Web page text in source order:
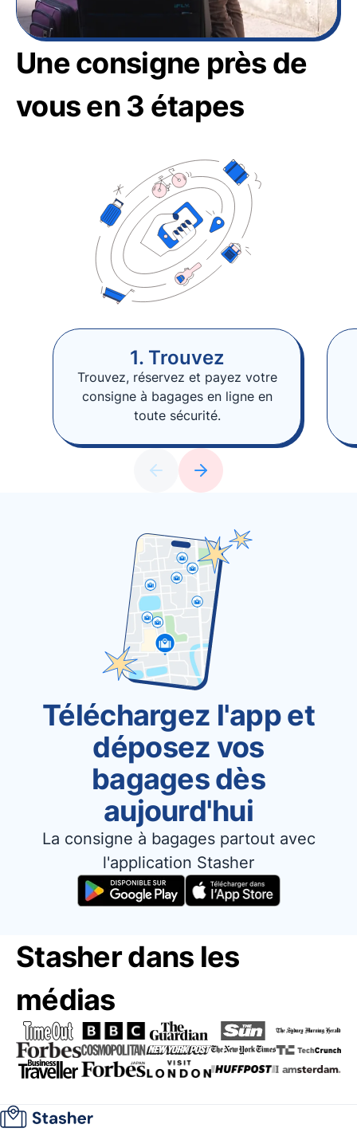
Une consigne près de
vous en 3 étapes
1. Trouvez
Trouvez, réservez et payez votre
consigne à bagages en ligne en
toute sécurité.
Téléchargez l'app et
déposez vos
bagages dès
aujourd'hui
La consigne à bagages partout avec
l'application Stasher
Stasher dans les
médias